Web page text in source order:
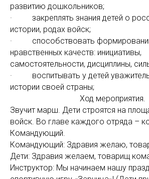
развитию дошкольников;
· закреплять знания детей о
истории, родах войск;
· способствовать
нравственных качеств: инициативы,
самостоятельности, дисциплины,
· воспитывать у детей
истории своей страны;
Ход мероприятия.
Звучит марш. Дети строятся на
войск. Во главе каждого отряда –
Командующий.
Командующий: Здравия желаю,
Дети: Здравия желаем, товарищ
Инструктор: Мы начинаем нашу